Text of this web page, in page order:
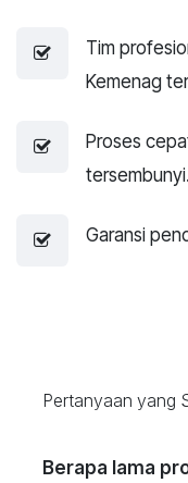
Tim
Kemenag
Proses
tersembunyi.
Garansi
Pertanyaan yang
Berapa lama